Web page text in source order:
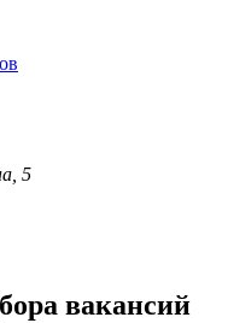
5
вакансий